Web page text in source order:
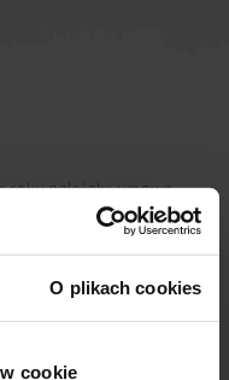
O plikach cookies
cookie
roku należały: umowa
w Fabryce PZO na 9800
najemcy często
krótki okres i czekają na